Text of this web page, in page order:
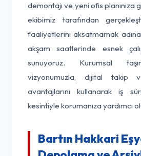
demontajı ve yeni ofis planınıza
ekibimiz tarafından
faaliyetlerini aksatmamak
akşam saatlerinde esnek
sunuyoruz. Kurumsal
vizyonumuzla, dijital takip
avantajlarını kullanarak iş
kesintiyle korumanıza yardımcı
Bartın Hakkari